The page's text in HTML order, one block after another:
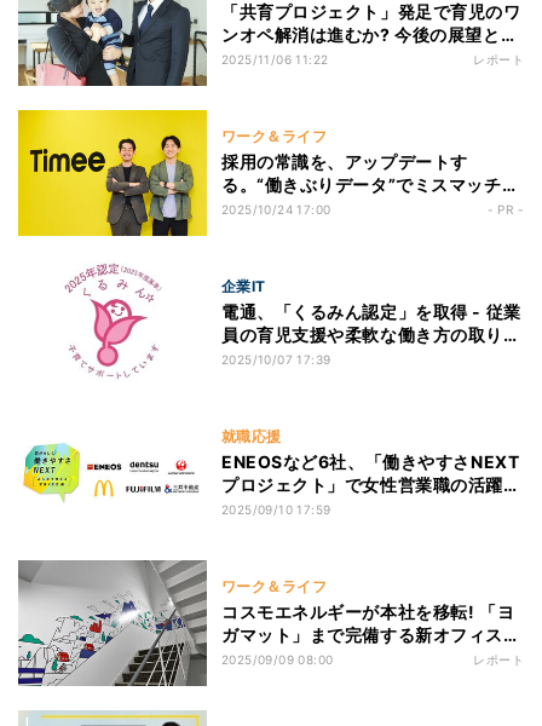
「共育プロジェクト」発足で育児のワ
ンオペ解消は進むか? 今後の展望と課
題を社会保険労務士が解説
2025/11/06 11:22 レポート
ワーク＆ライフ
採用の常識を、アップデートす
る。“働きぶりデータ”でミスマッチを
防ぐ「タイミーキャリアプラス」とは
2025/10/24 17:00 - PR -
企業IT
電通、「くるみん認定」を取得 - 従業
員の育児支援や柔軟な働き方の取り組
みが評価
2025/10/07 17:39
就職応援
ENEOSなど6社、「働きやすさNEXT
プロジェクト」で女性営業職の活躍を
推進
2025/09/10 17:59
ワーク＆ライフ
コスモエネルギーが本社を移転! 「ヨ
ガマット」まで完備する新オフィスの
特徴は?
2025/09/09 08:00 レポート